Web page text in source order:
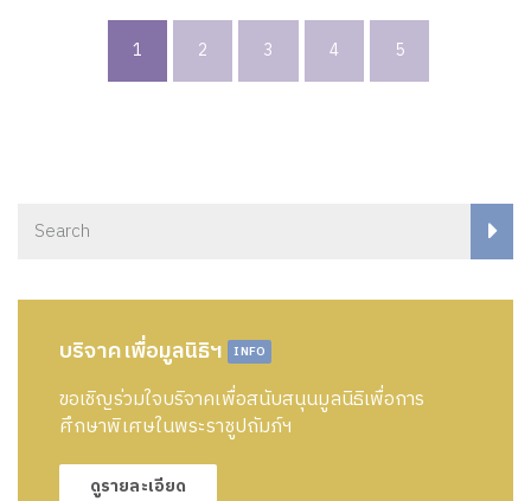
1 2 3 4 5
บริจาคเพื่อมูลนิธิฯ INFO
ขอเชิญร่วมใจบริจาคเพื่อสนับสนุนมูลนิธิเพื่อการ
ศึกษาพิเศษในพระราชูปถัมภ์ฯ
ดูรายละเอียด